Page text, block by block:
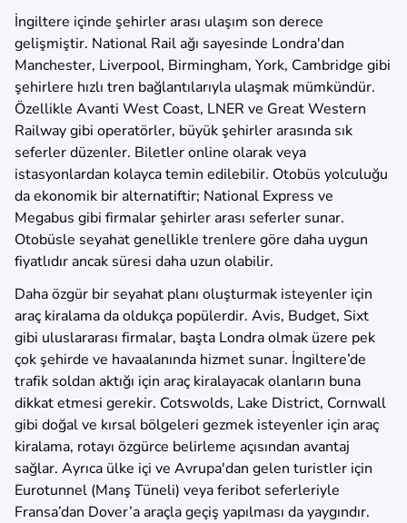
İngiltere içinde şehirler arası ulaşım son derece
gelişmiştir. National Rail ağı sayesinde Londra'dan
Manchester, Liverpool, Birmingham, York, Cambridge gibi
şehirlere hızlı tren bağlantılarıyla ulaşmak mümkündür.
Özellikle Avanti West Coast, LNER ve Great Western
Railway gibi operatörler, büyük şehirler arasında sık
seferler düzenler. Biletler online olarak veya
istasyonlardan kolayca temin edilebilir. Otobüs yolculuğu
da ekonomik bir alternatiftir; National Express ve
Megabus gibi firmalar şehirler arası seferler sunar.
Otobüsle seyahat genellikle trenlere göre daha uygun
fiyatlıdır ancak süresi daha uzun olabilir.
Daha özgür bir seyahat planı oluşturmak isteyenler için
araç kiralama da oldukça popülerdir. Avis, Budget, Sixt
gibi uluslararası firmalar, başta Londra olmak üzere pek
çok şehirde ve havaalanında hizmet sunar. İngiltere’de
trafik soldan aktığı için araç kiralayacak olanların buna
dikkat etmesi gerekir. Cotswolds, Lake District, Cornwall
gibi doğal ve kırsal bölgeleri gezmek isteyenler için araç
kiralama, rotayı özgürce belirleme açısından avantaj
sağlar. Ayrıca ülke içi ve Avrupa'dan gelen turistler için
Eurotunnel (Manş Tüneli) veya feribot seferleriyle
Fransa’dan Dover’a araçla geçiş yapılması da yaygındır.